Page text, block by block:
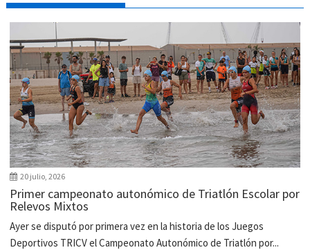
20 julio, 2026
Primer campeonato autonómico de Triatlón Escolar por
Relevos Mixtos
Ayer se disputó por primera vez en la historia de los Juegos
Deportivos TRICV el Campeonato Autonómico de Triatlón por...